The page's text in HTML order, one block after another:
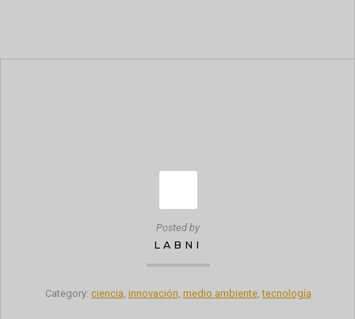
Posted by
LABNI
Category: ciencia, innovación, medio ambiente,tecnología